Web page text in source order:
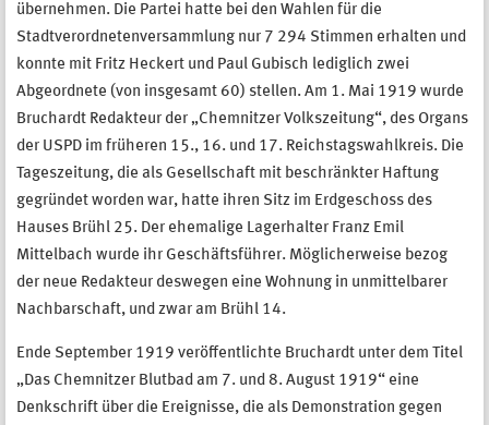
übernehmen. Die Partei hatte bei den Wahlen für die
Stadtverordnetenversammlung nur 7 294 Stimmen erhalten und
konnte mit Fritz Heckert und Paul Gubisch lediglich zwei
Abgeordnete (von insgesamt 60) stellen. Am 1. Mai 1919 wurde
Bruchardt Redakteur der „Chemnitzer Volkszeitung“, des Organs
der USPD im früheren 15., 16. und 17. Reichstagswahlkreis. Die
Tageszeitung, die als Gesellschaft mit beschränkter Haftung
gegründet worden war, hatte ihren Sitz im Erdgeschoss des
Hauses Brühl 25. Der ehemalige Lagerhalter Franz Emil
Mittelbach wurde ihr Geschäftsführer. Möglicherweise bezog
der neue Redakteur deswegen eine Wohnung in unmittelbarer
Nachbarschaft, und zwar am Brühl 14.
Ende September 1919 veröffentlichte Bruchardt unter dem Titel
„Das Chemnitzer Blutbad am 7. und 8. August 1919“ eine
Denkschrift über die Ereignisse, die als Demonstration gegen